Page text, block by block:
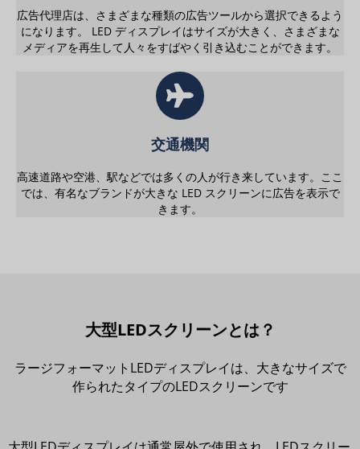
広告代理店は、さまざまな種類の広告ツールから選択できるよう
になります。 LED ディスプレイはサイズが大きく、さまざまな
メディアを再生して人々をすばやく引き込むことができます。
交通機関
高速道路や空港、駅などでは多くの人が行き来しています。ここ
では、有名なブランドが大きな LED スクリーンに広告を表示で
きます。
大型LEDスクリーンとは？
ラージフォーマットLEDディスプレイは、大きなサイズで
作られたタイプのLEDスクリーンです